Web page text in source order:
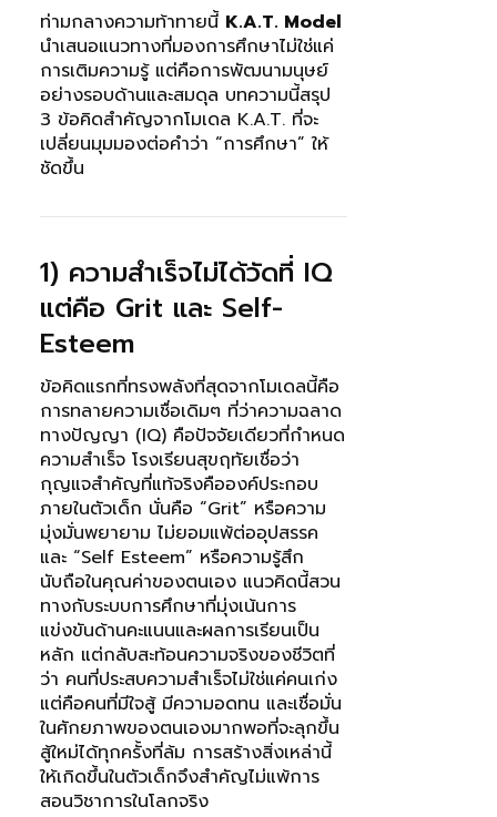
ท่ามกลางความท้าทายนี้ K.A.T. Model
นำเสนอแนวทางที่มองการศึกษาไม่ใช่แค่
การเติมความรู้ แต่คือการพัฒนามนุษย์
อย่างรอบด้านและสมดุล บทความนี้สรุป
3 ข้อคิดสำคัญจากโมเดล K.A.T. ที่จะ
เปลี่ยนมุมมองต่อคำว่า “การศึกษา” ให้
ชัดขึ้น
1) ความสำเร็จไม่ได้วัดที่ IQ
แต่คือ Grit และ Self-
Esteem
ข้อคิดแรกที่ทรงพลังที่สุดจากโมเดลนี้คือ
การทลายความเชื่อเดิมๆ ที่ว่าความฉลาด
ทางปัญญา (IQ) คือปัจจัยเดียวที่กำหนด
ความสำเร็จ โรงเรียนสุขฤทัยเชื่อว่า
กุญแจสำคัญที่แท้จริงคือองค์ประกอบ
ภายในตัวเด็ก นั่นคือ “Grit” หรือความ
มุ่งมั่นพยายาม ไม่ยอมแพ้ต่ออุปสรรค
และ “Self Esteem” หรือความรู้สึก
นับถือในคุณค่าของตนเอง แนวคิดนี้สวน
ทางกับระบบการศึกษาที่มุ่งเน้นการ
แข่งขันด้านคะแนนและผลการเรียนเป็น
หลัก แต่กลับสะท้อนความจริงของชีวิตที่
ว่า คนที่ประสบความสำเร็จไม่ใช่แค่คนเก่ง
แต่คือคนที่มีใจสู้ มีความอดทน และเชื่อมั่น
ในศักยภาพของตนเองมากพอที่จะลุกขึ้น
สู้ใหม่ได้ทุกครั้งที่ล้ม การสร้างสิ่งเหล่านี้
ให้เกิดขึ้นในตัวเด็กจึงสำคัญไม่แพ้การ
สอนวิชาการในโลกจริง